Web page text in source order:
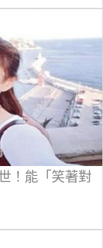
！能「笑著對